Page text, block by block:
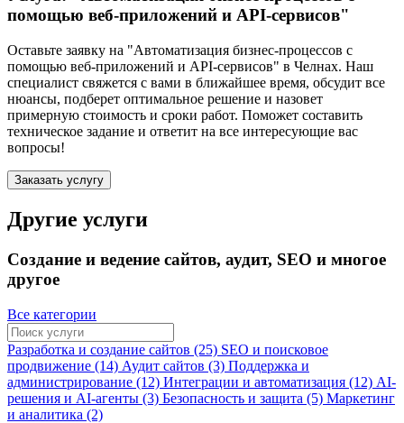
помощью веб-приложений и API-сервисов"
Оставьте заявку на "Автоматизация бизнес-процессов с
помощью веб-приложений и API-сервисов" в Челнах. Наш
специалист свяжется с вами в ближайшее время, обсудит все
нюансы, подберет оптимальное решение и назовет
примерную стоимость и сроки работ. Поможет составить
техническое задание и ответит на все интересующие вас
вопросы!
Заказать услугу
Другие услуги
Создание и ведение сайтов, аудит, SEO и многое
другое
Все категории
Разработка и создание сайтов (25) SEO и поисковое
продвижение (14) Аудит сайтов (3) Поддержка и
администрирование (12) Интеграции и автоматизация (12) AI-
решения и AI-агенты (3) Безопасность и защита (5) Маркетинг
и аналитика (2)